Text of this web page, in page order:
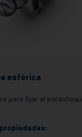
esférica
para fijar el